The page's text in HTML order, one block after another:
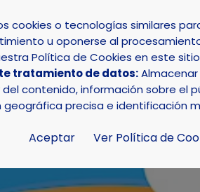
INICIO
cookies o tecnologías similares
u oponerse al
Política de Cookies en este
tratamiento de datos:
contenido, información sobre el
geográfica precisa e identificación
Aceptar Ver Política de
de La Nucía abre inscripciones